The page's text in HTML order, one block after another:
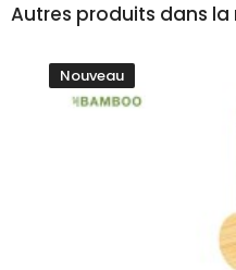
Autres produits dans
Nouveau